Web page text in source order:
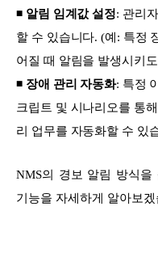
◾ 알림 임계값 설정: 관리
할 수 있습니다. (예: 특정
어질 때 알림을 발생시키
◾ 장애 관리 자동화: 특정
크립트 및 시나리오를 통
리 업무를 자동화할 수 있
NMS의 경보 알림 방식을
기능을 자세하게 알아보겠